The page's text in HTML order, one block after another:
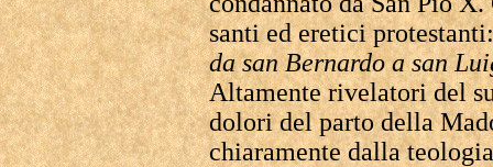
santi ed eretici
da san Bernardo a san
Altamente rivelatori del
dolori del parto della
chiaramente dalla